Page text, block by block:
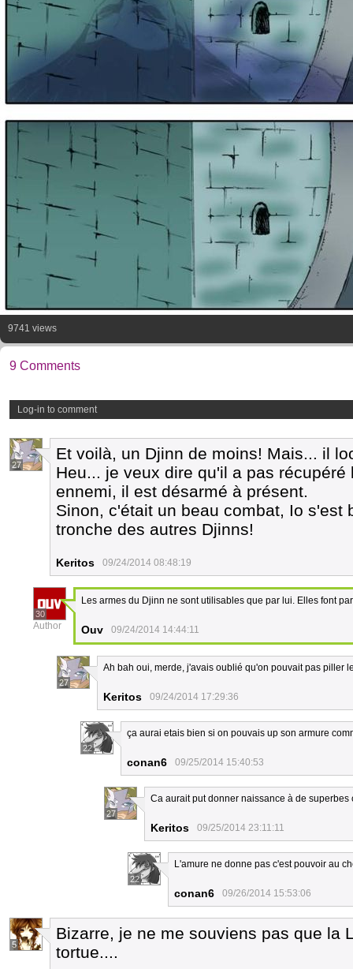
9741 views
9 Comments
Log-in to comment
27
Et voilà, un Djinn de moins! Mais... il
Heu... je veux dire qu'il a pas
ennemi, il est désarmé à présent.
Sinon, c'était un beau combat, Io s'est
tronche des autres Djinns!
Keritos 09/24/2014 08:48:19
30
Author
Les armes du Djinn ne sont utilisables que par lui. Elles font
Ouv 09/24/2014 14:44:11
27
Ah bah oui, merde, j'avais oublié qu'on pouvait pas piller
Keritos 09/24/2014 17:29:36
22
ça aurai etais bien si on pouvais up son armure
conan6 09/25/2014 15:40:53
27
Ca aurait put donner naissance à de
Keritos 09/25/2014 23:11:11
22
L'amure ne donne pas c'est pouvoir au
conan6 09/26/2014 15:53:06
5
Bizarre, je ne me souviens pas que la
tortue....